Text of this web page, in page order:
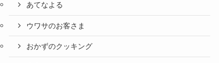
あてなよる
ウワサのお客さま
おかずのクッキング